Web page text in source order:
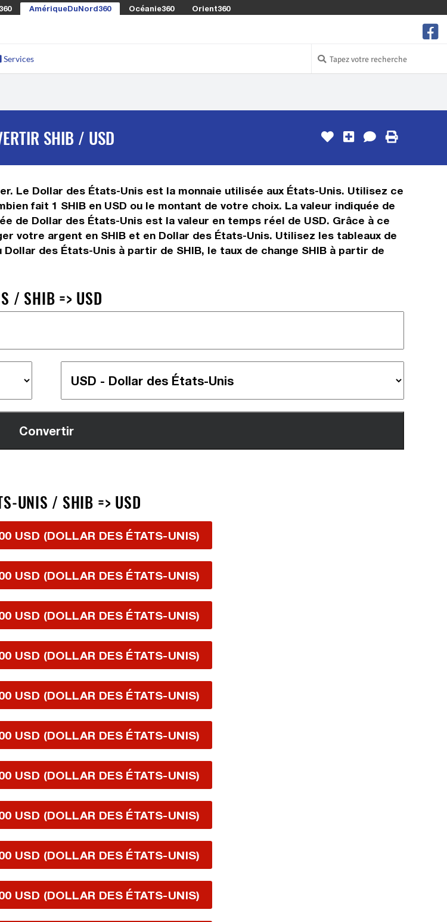
AmériqueDuNord360 Océanie360 Orient360
Services
SHIB / USD
Le Dollar des États-Unis est la monnaie utilisée aux États-Unis. Utilisez ce
fait 1 SHIB en USD ou le montant de votre choix. La valeur indiquée de
de Dollar des États-Unis est la valeur en temps réel de USD. Grâce à ce
votre argent en SHIB et en Dollar des États-Unis. Utilisez les tableaux de
des États-Unis à partir de SHIB, le taux de change SHIB à partir de
/ SHIB => USD
UNIS / SHIB => USD
USD (DOLLAR DES ÉTATS-UNIS)
USD (DOLLAR DES ÉTATS-UNIS)
USD (DOLLAR DES ÉTATS-UNIS)
USD (DOLLAR DES ÉTATS-UNIS)
USD (DOLLAR DES ÉTATS-UNIS)
USD (DOLLAR DES ÉTATS-UNIS)
USD (DOLLAR DES ÉTATS-UNIS)
USD (DOLLAR DES ÉTATS-UNIS)
USD (DOLLAR DES ÉTATS-UNIS)
USD (DOLLAR DES ÉTATS-UNIS)